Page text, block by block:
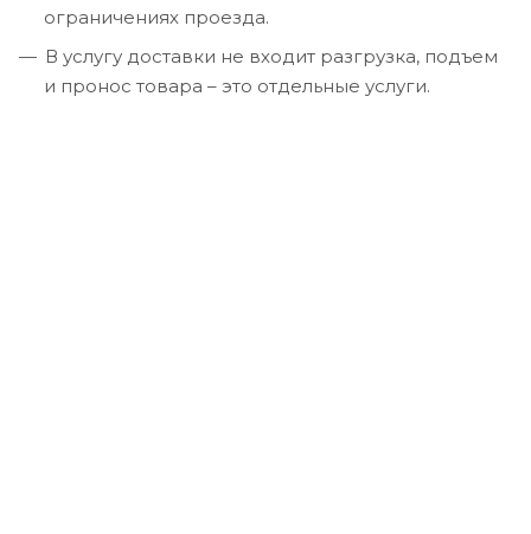
ограничениях проезда.
В услугу доставки не входит разгрузка, подъем
и пронос товара – это отдельные услуги.